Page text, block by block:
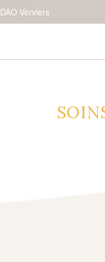
DAO Verviers